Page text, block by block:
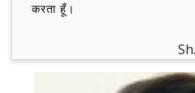
करता हूँ।